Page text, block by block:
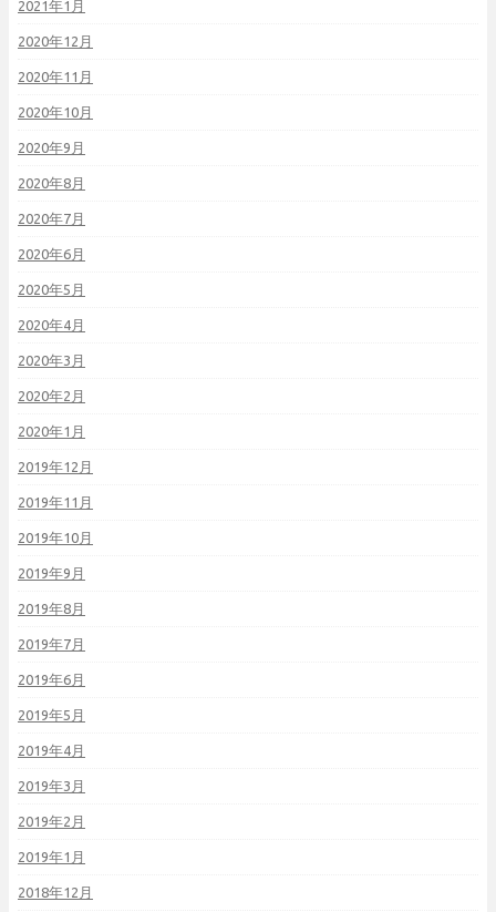
2021年1月
2020年12月
2020年11月
2020年10月
2020年9月
2020年8月
2020年7月
2020年6月
2020年5月
2020年4月
2020年3月
2020年2月
2020年1月
2019年12月
2019年11月
2019年10月
2019年9月
2019年8月
2019年7月
2019年6月
2019年5月
2019年4月
2019年3月
2019年2月
2019年1月
2018年12月